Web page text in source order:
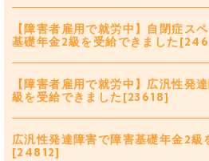
【障害者雇用で就労中】自閉症ス
基礎年金2級を受給できました
【障害者雇用で就労中】広汎性発
級を受給できました[23618]
広汎性発達障害で障害基礎年金2級
[24812]